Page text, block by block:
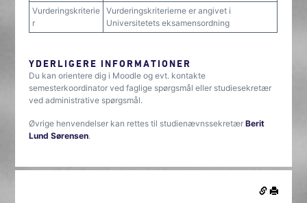
Vurderingskriterie
r
Vurderingskriterierne er angivet i
Universitetets eksamensordning
YDERLIGERE INFORMATIONER
Du kan orientere dig i Moodle og evt. kontakte
semesterkoordinator ved faglige spørgsmål eller studiesekretær
ved administrative spørgsmål.
Øvrige henvendelser kan rettes til studienævnssekretærBerit
Lund Sørensen.